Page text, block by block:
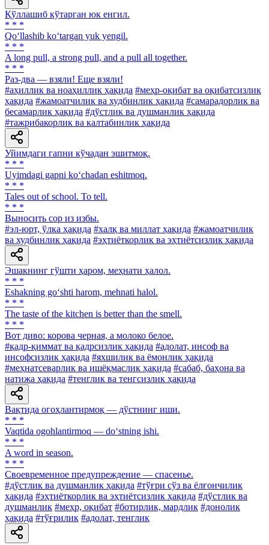
Қўллашиб кўтарган юк енгил.
* * *
Qo‘llashib ko‘targan yuk yengil.
* * *
A long pull, a strong pull, and a pull all together.
* * *
Раз-два — взяли! Еще взяли!
#аҳиллик ва ноаҳиллик ҳақида #меҳр-оқибат ва оқибатсизлик
ҳақида #жамоатчилик ва худбинлик ҳақида #самарадорлик ва
бесамарлик ҳақида #дўстлик ва душманлик ҳақида
#тажрибакорлик ва калтабинлик ҳақида
Уйимдаги гапни кўчадан эшитмоқ.
* * *
Uyimdagi gapni ko‘chadan eshitmoq.
* * *
Tales out of school. To tell.
* * *
Выносить cop из избы.
#эл-юрт, ўлка ҳақида #халқ ва миллат ҳақида #жамоатчилик
ва худбинлик ҳақида #эҳтиёткорлик ва эҳтиётсизлик ҳақида
Эшакнинг гўшти ҳаром, меҳнати ҳалол.
* * *
Eshakning go‘shti harom, mehnati halol.
* * *
The taste of the kitchen is better than the smell.
* * *
Вот диво: корова черная, а молоко белое.
#қадр-қиммат ва қадрсизлик ҳақида #адолат, инсоф ва
инсофсизлик ҳақида #яхшилик ва ёмонлик ҳақида
#меҳнатсеварлик ва ишёқмаслик ҳақида #сабаб, баҳона ва
натижа ҳақида #тенглик ва тенгсизлик ҳақида
Вақтида огоҳлантирмоқ — дўстнинг иши.
* * *
Vaqtida ogohlantirmoq — do‘stning ishi.
* * *
A word in season.
* * *
Своевременное предупреждение — спасенье.
#дўстлик ва душманлик ҳақида #тўғри сўз ва ёлғончилик
ҳақида #эҳтиёткорлик ва эҳтиётсизлик ҳақида #дўстлик ва
душманлик #меҳр, оқибат #ботирлик, мардлик #донолик
ҳақида #тўғрилик #адолат, тенглик